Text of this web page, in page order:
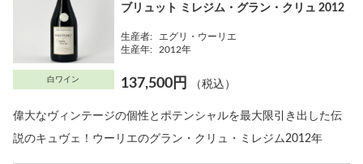
白ワイン
ブリュット ミレジム・グラン・クリュ 2012
生産者:
エグリ・ウーリエ
生産年:
2012年
137,500円 （税込）
偉大なヴィンテージの個性とポテンシャルを最大限引き出した伝
説のキュヴェ！ウーリエのグラン・クリュ・ミレジム2012年